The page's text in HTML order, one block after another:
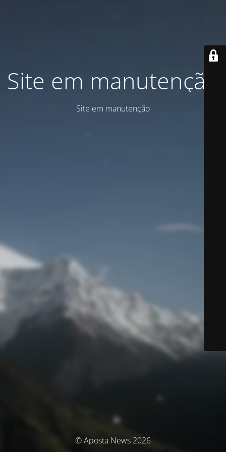
Site em manutenção
Site em manutenção
© Aposta News 2026